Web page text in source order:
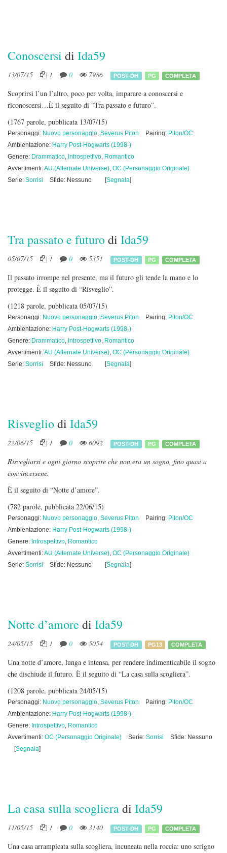
Conoscersi di Ida59
13/07/15 1 0 7986 POST-DH PG COMPLETA
Scoprirsi l’un l’altro, poco per volta, imparare a conoscersi e
riconoscersi…È il seguito di “Tra passato e futuro”.
(1767 parole, pubblicata 13/07/15)
Personaggi: Nuovo personaggio, Severus Piton Pairing: Piton/OC
Ambientazione: Harry Post-Hogwarts (1998-)
Genere: Drammatico, Introspettivo, Romantico
Avvertimenti:AU (Alternate Universe), OC (Personaggio Originale)
Serie: Sorrisi Sfide: Nessuno [Segnala]
Tra passato e futurodi Ida59
05/07/15 1 0 5351 POST-DH PG COMPLETA
Il passato irrompe nel presente, ma il futuro gli tende la mano e lo
protegge. È il seguito di “Risveglio”.
(1218 parole, pubblicata 05/07/15)
Personaggi: Nuovo personaggio, Severus Piton Pairing: Piton/OC
Ambientazione: Harry Post-Hogwarts (1998-)
Genere: Drammatico, Introspettivo, Romantico
Avvertimenti:AU (Alternate Universe), OC (Personaggio Originale)
Serie: Sorrisi Sfide: Nessuno [Segnala]
Risvegliodi Ida59
22/06/15 1 0 6092 POST-DH PG COMPLETA
Risvegliarsi e ogni giorno scoprire che non era un sogno, fino quasi a
convincersene.
È il seguito di “Notte d’amore”.
(782 parole, pubblicata 22/06/15)
Personaggi: Nuovo personaggio, Severus Piton Pairing: Piton/OC
Ambientazione: Harry Post-Hogwarts (1998-)
Genere: Introspettivo, Romantico
Avvertimenti:AU (Alternate Universe), OC (Personaggio Originale)
Serie: Sorrisi Sfide: Nessuno [Segnala]
Notte d’amore di Ida59
24/05/15 1 0 5054 POST-DH PG13 COMPLETA
Una notte d’amore, lunga e intensa, per rendere indimenticabile il sogno
che dischiude il futuro. È il seguito di “La casa sulla scogliera”.
(1208 parole, pubblicata 24/05/15)
Personaggi: Nuovo personaggio, Severus Piton Pairing: Piton/OC
Ambientazione: Harry Post-Hogwarts (1998-)
Genere: Introspettivo, Romantico
Avvertimenti: OC (Personaggio Originale) Serie: Sorrisi
Sfide: Nessuno
[Segnala]
La casa sulla scoglieradi Ida59
11/05/15 1 0 3140 POST-DH PG COMPLETA
Una casa arrampicata sulla scogliera, incuneata nella roccia: uno scrigno